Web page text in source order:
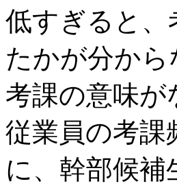
低すぎると、
たかが分か
考課の意味
従業員の考課
に、幹部候